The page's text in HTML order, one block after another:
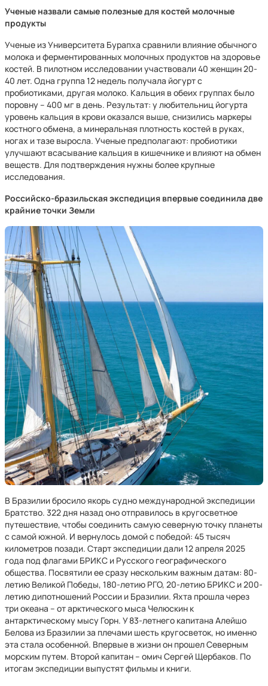
Ученые назвали самые полезные для костей молочные
продукты
Ученые из Университета Бурапха сравнили влияние обычного
молока и ферментированных молочных продуктов на здоровье
костей. В пилотном исследовании участвовали 40 женщин 20-
40 лет. Одна группа 12 недель получала йогурт с
пробиотиками, другая молоко. Кальция в обеих группах было
поровну – 400 мг в день. Результат: у любительниц йогурта
уровень кальция в крови оказался выше, снизились маркеры
костного обмена, а минеральная плотность костей в руках,
ногах и тазе выросла. Ученые предполагают: пробиотики
улучшают всасывание кальция в кишечнике и влияют на обмен
веществ. Для подтверждения нужны более крупные
исследования.
Российско-бразильская экспедиция впервые соединила две
крайние точки Земли
В Бразилии бросило якорь судно международной экспедиции
Братство. 322 дня назад оно отправилось в кругосветное
путешествие, чтобы соединить самую северную точку планеты
с самой южной. И вернулось домой с победой: 45 тысяч
километров позади. Старт экспедиции дали 12 апреля 2025
года под флагами БРИКС и Русского географического
общества. Посвятили ее сразу нескольким важным датам: 80-
летию Великой Победы, 180-летию РГО, 20-летию БРИКС и 200-
летию дипотношений России и Бразилии. Яхта прошла через
три океана – от арктического мыса Челюскин к
антарктическому мысу Горн. У 83-летнего капитана Алейшо
Белова из Бразилии за плечами шесть кругосветок, но именно
эта стала особенной. Впервые в жизни он прошел Северным
морским путем. Второй капитан – омич Сергей Щербаков. По
итогам экспедиции выпустят фильмы и книги.